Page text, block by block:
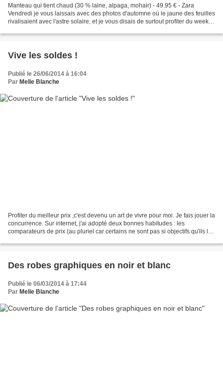
Manteau qui tient chaud (30 % laine, alpaga, mohair) - 49.95 € - Zara
Vendredi je vous laissais avec des photos d'automne où le jaune des feuilles
rivalisaient avec l'astre solaire, et je vous disais de surtout profiter du week-
Vive les soldes !
Publié le 26/06/2014 à 16:04
Par Melle Blanche
Profiter du meilleur prix ,c'est devenu un art de vivre pour moi. Je fais jouer la
concurrence. Sur internet, j'ai adopté deux bonnes habitudes : les
comparateurs de prix (au pluriel car certains ne sont pas si objectifs qu'ils le
Des robes graphiques en noir et blanc
Publié le 06/03/2014 à 17:44
Par Melle Blanche